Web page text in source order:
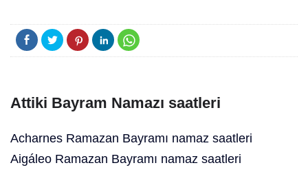
Attiki Bayram Namazı saatleri
Acharnes Ramazan Bayramı namaz saatleri
Aigáleo Ramazan Bayramı namaz saatleri